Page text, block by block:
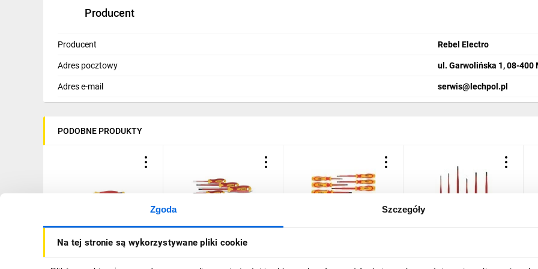
Zgoda Szczegóły
Na tej stronie są wykorzystywane pliki cookie
Producent
Producent Rebel Electro
Adres pocztowy ul. Garwolińska 1, 08-400
Adres e-mail serwis@lechpol.pl
PODOBNE PRODUKTY
Izolowany wkrętak z
magazynkiem 4 bitów
Zestaw wkrętaków
izolowanych dla elektryka